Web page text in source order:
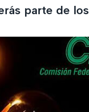
parte de los